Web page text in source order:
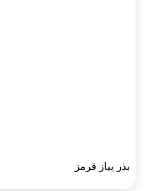
بذر پیاز قرمز